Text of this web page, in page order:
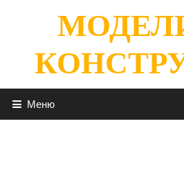
содержимому
Меню